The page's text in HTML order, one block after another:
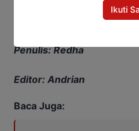
Penulis: Redha
Editor: Andrian
Baca Juga:
Ikuti